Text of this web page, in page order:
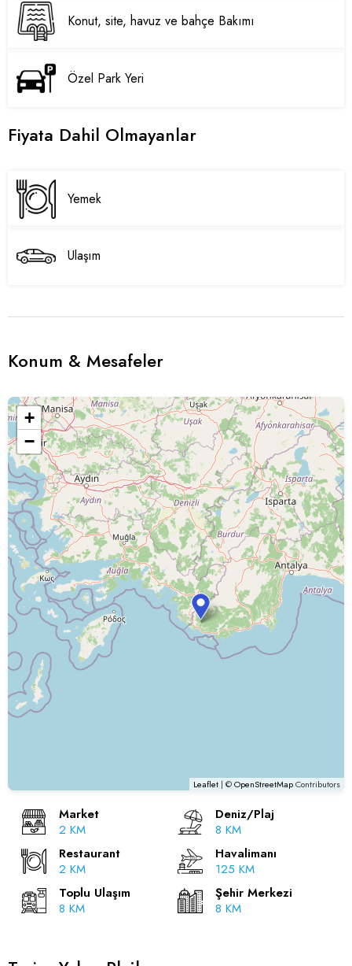
Konut, site, havuz ve bahçe Bakımı
Özel Park Yeri
Fiyata Dahil Olmayanlar
Yemek
Ulaşım
Konum & Mesafeler
+
−
Leaflet | ©OpenStreetMapContributors
Market
2 KM
Deniz/Plaj
8 KM
Restaurant
2 KM
Havalimanı
125 KM
Toplu Ulaşım
8 KM
Şehir Merkezi
8 KM